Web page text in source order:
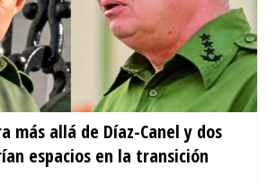
más allá de Díaz-Canel y dos
espacios en la transición